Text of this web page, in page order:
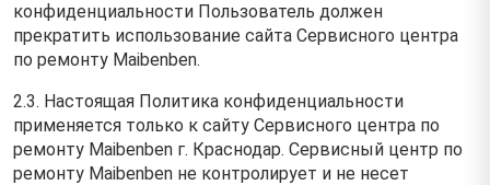
конфиденциальности Пользователь должен
прекратить использование сайта Сервисного центра
по ремонту Maibenben.
2.3. Настоящая Политика конфиденциальности
применяется только к сайту Сервисного центра по
ремонту Maibenben г. Краснодар. Сервисный центр по
ремонту Maibenben не контролирует и не несет